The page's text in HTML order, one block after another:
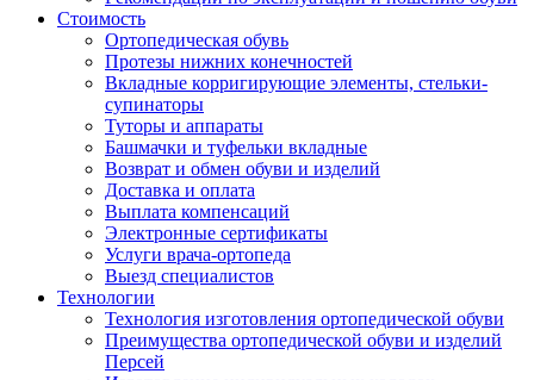
Стоимость
Ортопедическая обувь
Протезы нижних конечностей
Вкладные корригирующие элементы, стельки-
супинаторы
Туторы и аппараты
Башмачки и туфельки вкладные
Возврат и обмен обуви и изделий
Доставка и оплата
Выплата компенсаций
Электронные сертификаты
Услуги врача-ортопеда
Выезд специалистов
Технологии
Технология изготовления ортопедической обуви
Преимущества ортопедической обуви и изделий
Персей